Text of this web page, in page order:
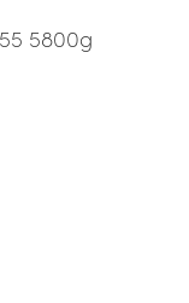
5800g